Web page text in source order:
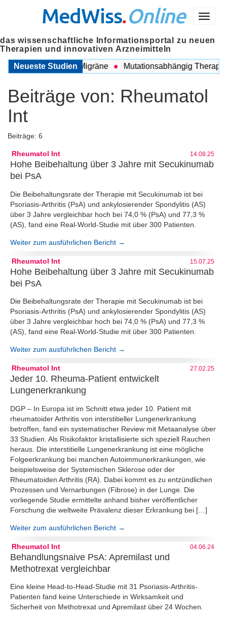
Menü
MedWiss.Online
das wissenschaftliche Informationsportal zu neuen
Therapien und innovativen Arzneimitteln
Neueste Studien
COPD und Migräne Mutationsabhängig Therapie
Beiträge von: Rheumatol
Int
Beiträge: 6
Rheumatol Int 14.08.25
Hohe Beibehaltung über 3 Jahre mit Secukinumab
bei PsA
Die Beibehaltungsrate der Therapie mit Secukinumab ist bei
Psoriasis-Arthritis (PsA) und ankylosierender Spondylitis (AS)
über 3 Jahre vergleichbar hoch bei 74,0 % (PsA) und 77,3 %
(AS), fand eine Real-World-Studie mit über 300 Patienten.
Weiter zum ausführlichen Bericht →
Rheumatol Int 15.07.25
Hohe Beibehaltung über 3 Jahre mit Secukinumab
bei PsA
Die Beibehaltungsrate der Therapie mit Secukinumab ist bei
Psoriasis-Arthritis (PsA) und ankylosierender Spondylitis (AS)
über 3 Jahre vergleichbar hoch bei 74,0 % (PsA) und 77,3 %
(AS), fand eine Real-World-Studie mit über 300 Patienten.
Weiter zum ausführlichen Bericht →
Rheumatol Int 27.02.25
Jeder 10. Rheuma-Patient entwickelt
Lungenerkrankung
DGP – In Europa ist im Schnitt etwa jeder 10. Patient mit
rheumatoider Arthritis von interstitieller Lungenerkrankung
betroffen, fand ein systematischer Review mit Metaanalyse über
33 Studien. Als Risikofaktor kristallisierte sich speziell Rauchen
heraus. Die interstitielle Lungenerkrankung ist eine mögliche
Folgeerkrankung bei manchen Autoimmunerkrankungen, wie
beispielsweise der Systemischen Sklerose oder der
Rheumatoiden Arthritis (RA). Dabei kommt es zu entzündlichen
Prozessen und Vernarbungen (Fibrose) in der Lunge. Die
vorliegende Studie ermittelte anhand bisher veröffentlicher
Forschung die weltweite Prävalenz dieser Erkrankung bei […]
Weiter zum ausführlichen Bericht →
Rheumatol Int 04.06.24
Behandlungsnaive PsA: Apremilast und
Methotrexat vergleichbar
Eine kleine Head-to-Head-Studie mit 31 Psoriasis-Arthritis-
Patienten fand keine Unterschiede in Wirksamkeit und
Sicherheit von Methotrexat und Apremilast über 24 Wochen.